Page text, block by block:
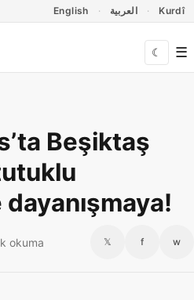
English العربية Kurdî
☾ ☰
Beşiktaş
okuma 𝕏 f w